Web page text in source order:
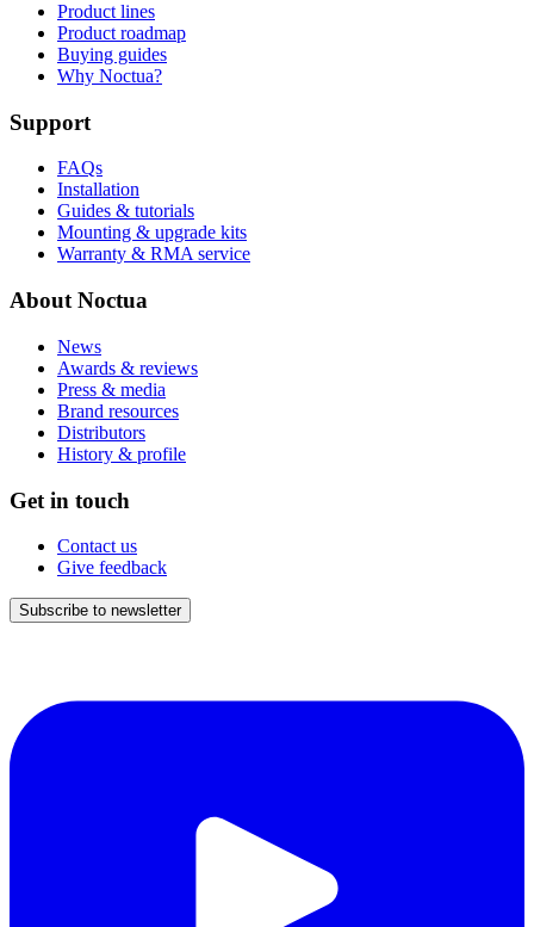
Product lines
Product roadmap
Buying guides
Why Noctua?
Support
FAQs
Installation
Guides & tutorials
Mounting & upgrade kits
Warranty & RMA service
About Noctua
News
Awards & reviews
Press & media
Brand resources
Distributors
History & profile
Get in touch
Contact us
Give feedback
Subscribe to newsletter